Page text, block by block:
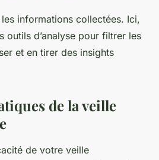
informations collectées. Ici,
outils d’analyse pour filtrer les
et en tirer des insights
de la veille
de votre veille